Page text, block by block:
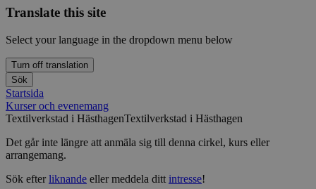
Translate this site
Select your language in the dropdown menu below
Turn off translation
Sök
Startsida
Kurser och evenemang
Textilverkstad i HästhagenTextilverkstad i Hästhagen
Det går inte längre att anmäla sig till denna cirkel, kurs eller
arrangemang.
Sök efterliknande eller meddela ditt intresse!